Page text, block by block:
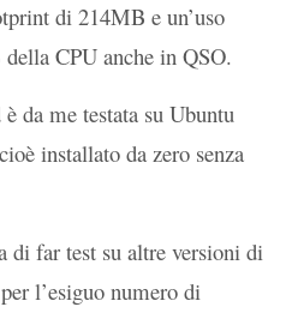
di 214MB e un’uso
CPU anche in QSO.
da me testata su Ubuntu
installato da zero senza
di far test su altre versioni di
l’esiguo numero di